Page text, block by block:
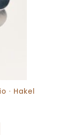
· Hakel